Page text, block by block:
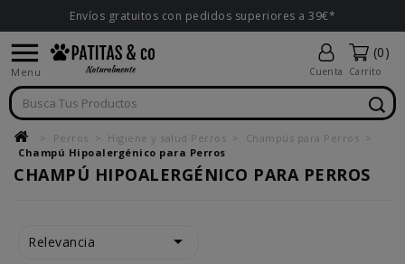
Envíos gratuitos con pedidos superiores a 39€*

Menu Cuenta
(0)
Carrito
Perros Higiene y salud Perros
Champús para Perros
Champú Hipoalergénico para Perros
CHAMPÚ HIPOALERGÉNICO PARA PERROS
Relevancia 